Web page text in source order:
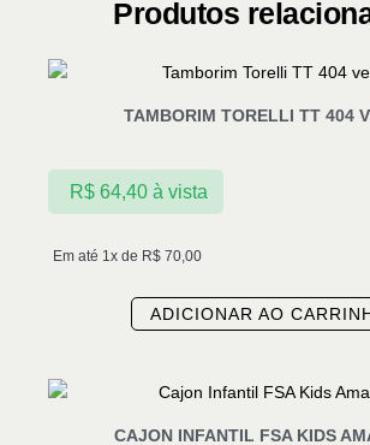
Produtos
TAMBORIM TORELLI TT 404
Em até 1x de R$ 70,00
R$64,40 à vista
ADICIONAR AO
CAJON INFANTIL FSA KIDS